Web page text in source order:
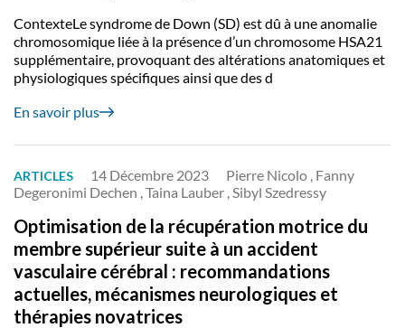
ContexteLe syndrome de Down (SD) est dû à une anomalie
chromosomique liée à la présence d’un chromosome HSA21
supplémentaire, provoquant des altérations anatomiques et
physiologiques spécifiques ainsi que des d
En savoir plus
ARTICLES 14 Décembre 2023
Pierre Nicolo , Fanny
Degeronimi Dechen , Taina Lauber , Sibyl Szedressy
Optimisation de la récupération motrice du
membre supérieur suite à un accident
vasculaire cérébral : recommandations
actuelles, mécanismes neurologiques et
thérapies novatrices